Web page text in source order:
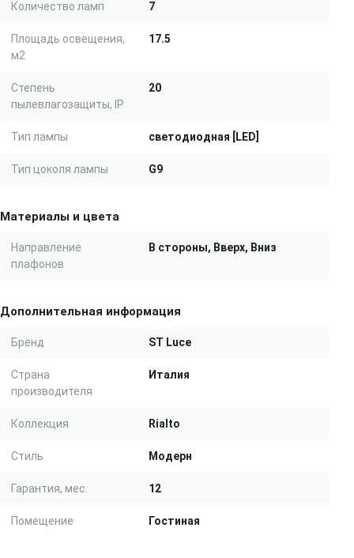
Количество ламп 7
Площадь освещения,
м2
17.5
Степень
пылевлагозащиты, IP
20
Тип лампы светодиодная [LED]
Тип цоколя лампы G9
Материалы и цвета
Направление
плафонов
В стороны, Вверх, Вниз
Дополнительная информация
Бренд ST Luce
Страна
производителя
Италия
Коллекция Rialto
Стиль Модерн
Гарантия, мес. 12
Помещение Гостиная